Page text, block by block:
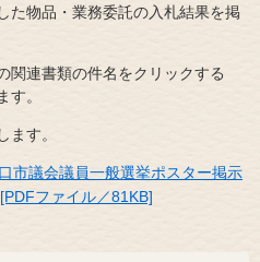
物品・業務委託の入札結果を掲
連書類の件名をクリックする
す。
す。
議会議員一般選挙ポスター掲示
ファイル／81KB]